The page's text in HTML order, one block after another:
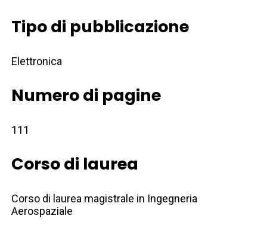
Tipo di pubblicazione
Elettronica
Numero di pagine
111
Corso di laurea
Corso di laurea magistrale in Ingegneria
Aerospaziale